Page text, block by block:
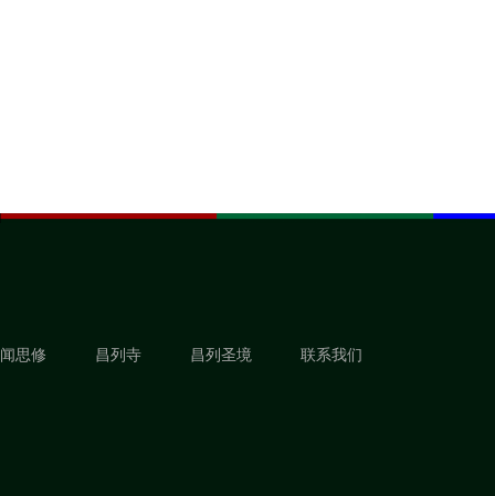
闻思修 昌列寺 昌列圣境 联系我们